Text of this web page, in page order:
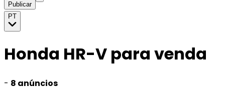
Publicar
PT
Honda HR-V para venda
- 8 anúncios